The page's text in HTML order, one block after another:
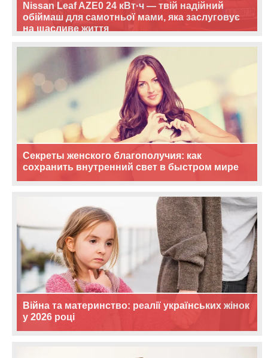
Nissan Leaf AZE0 24 кВт·ч — твій надійний
обіймаш для самотньої мами, яка заслуговує
на щасливе життя
Секреты женского благополучия: как
сохранить внутренний свет в быстром мире
Війна та материнство: реалії українських жінок
у 2026 році